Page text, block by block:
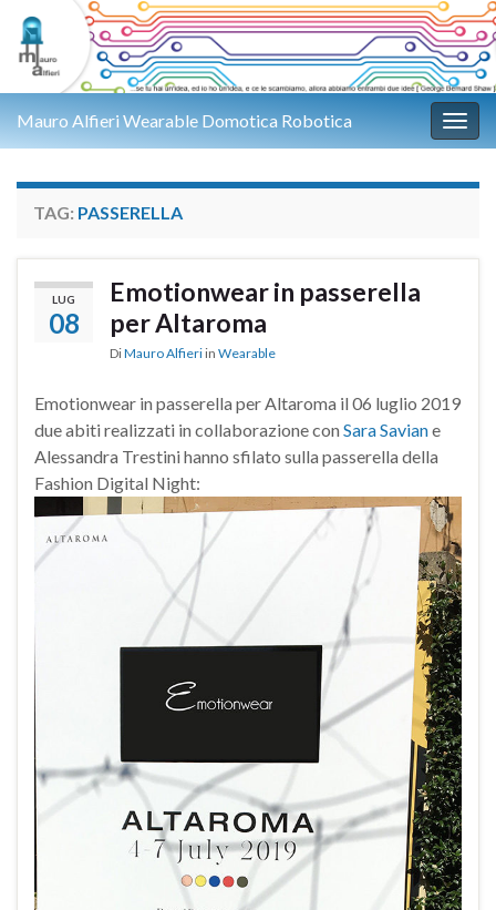
Mauro Alfieri Wearable Domotica Robotica
TAG: PASSERELLA
LUG
08
Emotionwear in passerella
per Altaroma
DiMauro Alfieri in Wearable
Emotionwear in passerella per Altaroma il 06 luglio 2019
due abiti realizzati in collaborazione con Sara Saviane
Alessandra Trestini hanno sfilato sulla passerella della
Fashion Digital Night: